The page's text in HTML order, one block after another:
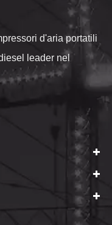
d'aria portatili
leader nel